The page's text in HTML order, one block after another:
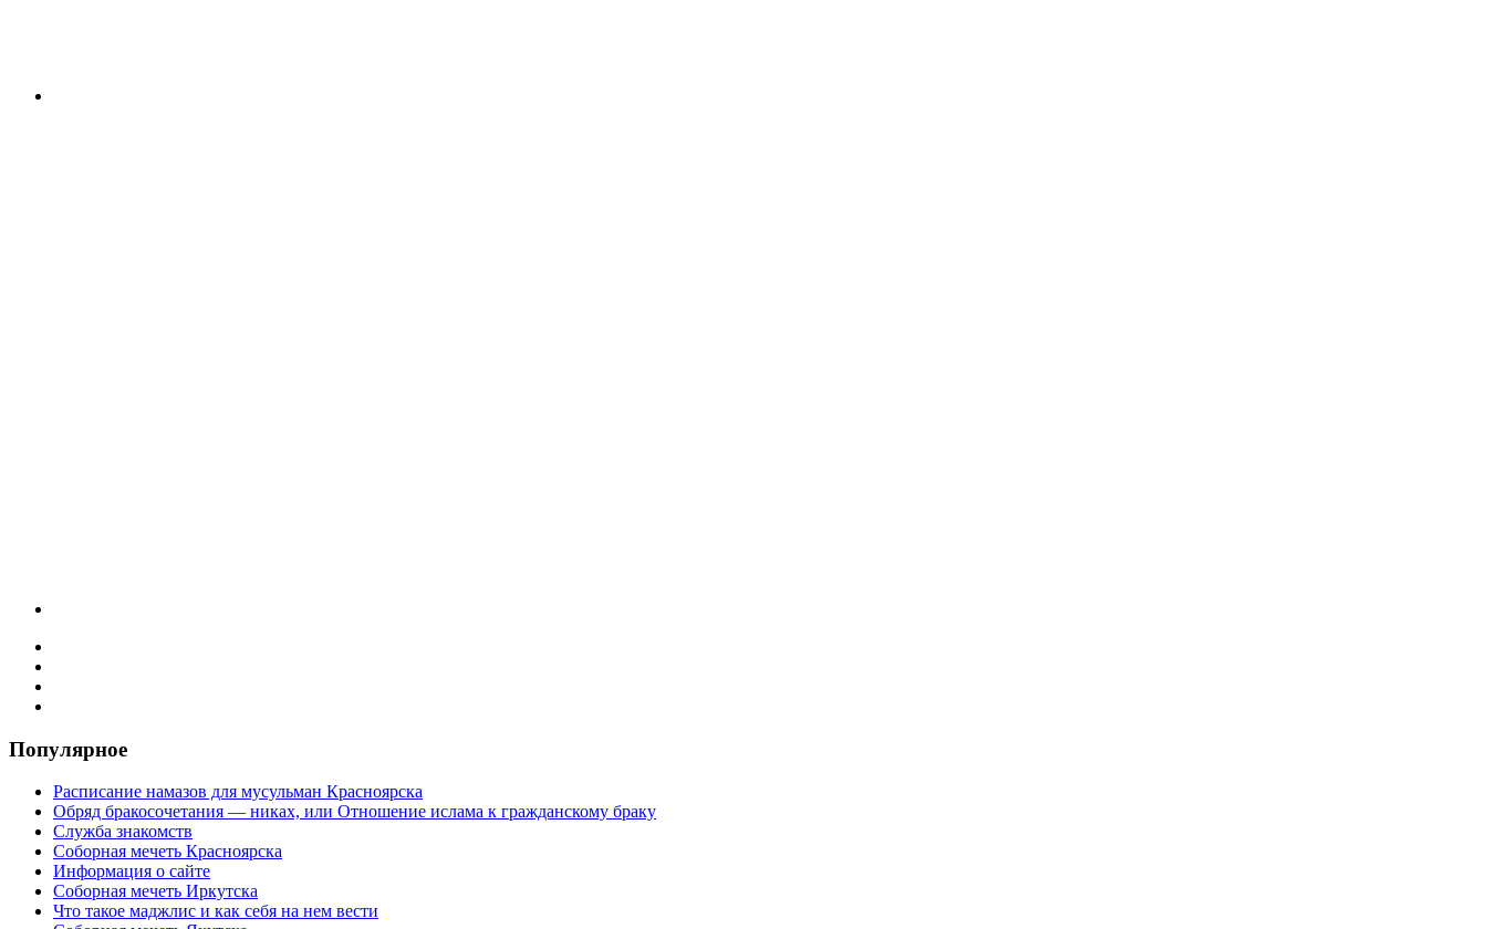
Популярное
Расписание намазов для мусульман Красноярска
Обряд бракосочетания — никах, или Отношение ислама к гражданскому браку
Служба знакомств
Соборная мечеть Красноярска
Информация о сайте
Соборная мечеть Иркутска
Что такое маджлис и как себя на нем вести